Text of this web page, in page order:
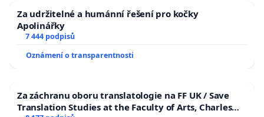
Za udržitelné a humánní řešení pro kočky
Apolinářky
7 444 podpisů
Oznámení o transparentnosti
Za záchranu oboru translatologie na FF UK / Save
Translation Studies at the Faculty of Arts, Charles